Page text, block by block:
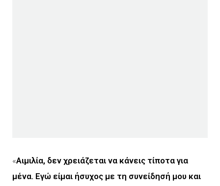
«Αιμιλία, δεν χρειάζεται να κάνεις τίποτα για
μένα. Εγώ είμαι ήσυχος με τη συνείδησή μου και